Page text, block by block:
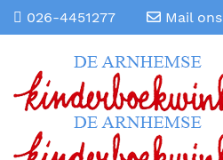
026-4451277 Mail ons